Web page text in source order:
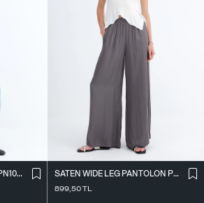
BAGGY JEAN PANTOLON PN10027
SATEN WIDE LEG PANTOLON PN17298
899,50TL